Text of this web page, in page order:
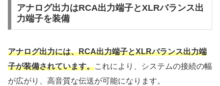
アナログ出力はRCA出力端子とXLRバランス出
力端子を装備
アナログ出力には、RCA出力端子とXLRバランス出力端
子が装備されています。これにより、システムの接続の幅
が広がり、高音質な伝送が可能になります。